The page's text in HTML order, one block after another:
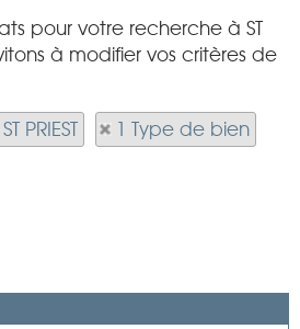
pour votre recherche à ST
à modifier vos critères de
PRIEST 1 Type de bien